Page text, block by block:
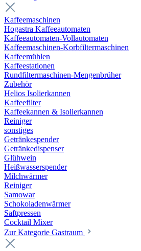
Kaffeemaschinen
Hogastra Kaffeeautomaten
Kaffeeautomaten-Vollautomaten
Kaffeemaschinen-Korbfiltermaschinen
Kaffeemühlen
Kaffeestationen
Rundfiltermaschinen-Mengenbrüher
Zubehör
Helios Isolierkannen
Kaffeefilter
Kaffeekannen & Isolierkannen
Reiniger
sonstiges
Getränkespender
Getränkedispenser
Glühwein
Heißwasserspender
Milchwärmer
Reiniger
Samowar
Schokoladenwärmer
Saftpressen
Cocktail Mixer
Zur Kategorie Gastraum